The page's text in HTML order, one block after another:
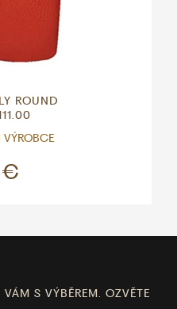
ROUND
€
VÁM S VÝBĚREM. OZVĚTE